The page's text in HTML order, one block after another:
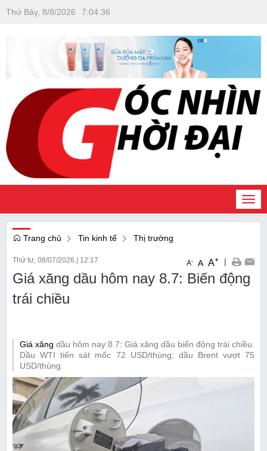
Thứ Bảy, 8/8/2026 7:04:37
Trang chủ Tin kinh tế Thị trường
Thứ tư, 08/07/2026 12:17 A- A A+ |
Giá xăng dầu hôm nay 8.7: Biến động
trái chiều
Giá xăng dầu hôm nay 8.7: Giá xăng dầu biến động trái chiều.
Dầu WTI tiến sát mốc 72 USD/thùng; dầu Brent vượt 75
USD/thùng.